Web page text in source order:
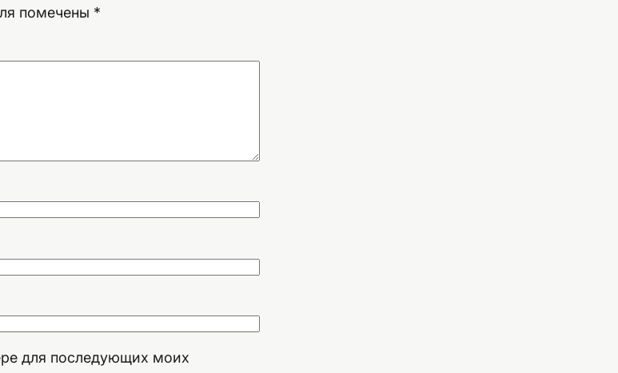
помечены *
для последующих моих